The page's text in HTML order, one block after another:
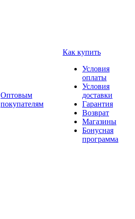
Оптовым
покупателям
Как купить
Условия
оплаты
Условия
доставки
Гарантия
Возврат
Магазины
Бонусная
программа